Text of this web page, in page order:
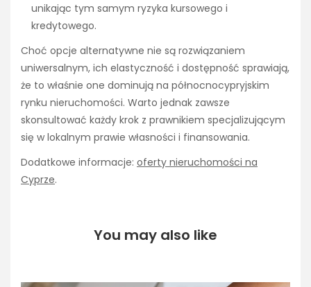
unikając tym samym ryzyka kursowego i
kredytowego.
Choć opcje alternatywne nie są rozwiązaniem
uniwersalnym, ich elastyczność i dostępność sprawiają,
że to właśnie one dominują na północnocypryjskim
rynku nieruchomości. Warto jednak zawsze
skonsultować każdy krok z prawnikiem specjalizującym
się w lokalnym prawie własności i finansowania.
Dodatkowe informacje: oferty nieruchomości na
Cyprze.
You may also like